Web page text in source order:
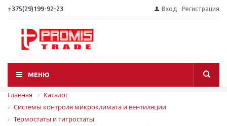
+375(29)199-92-23 Вход Регистрация
МЕНЮ
Главная
Каталог
Системы контроля микроклимата и вентиляции
Термостаты и гигростаты